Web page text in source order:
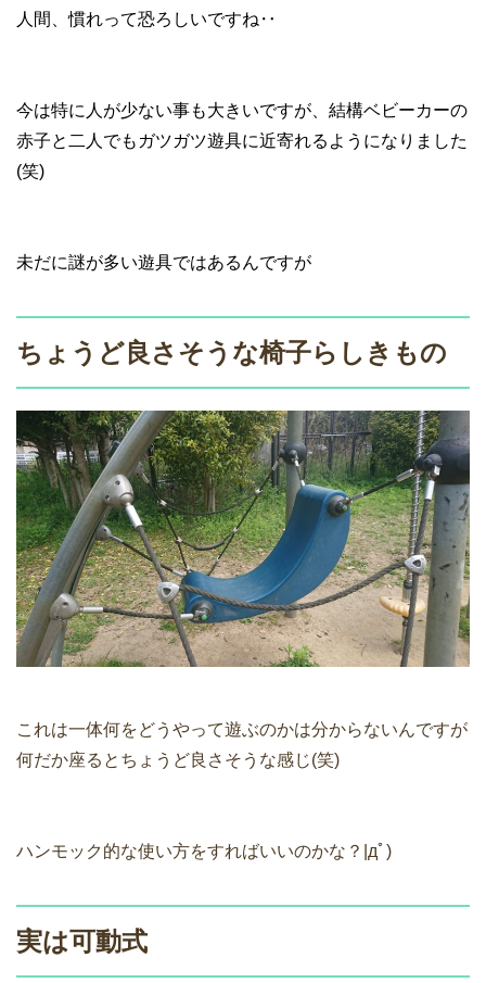
人間、慣れって恐ろしいですね‥
今は特に人が少ない事も大きいですが、結構ベビーカーの
赤子と二人でもガツガツ遊具に近寄れるようになりました
(笑)
未だに謎が多い遊具ではあるんですが
ちょうど良さそうな椅子らしきもの
これは一体何をどうやって遊ぶのかは分からないんですが
何だか座るとちょうど良さそうな感じ(笑)
ハンモック的な使い方をすればいいのかな？|дﾟ)
実は可動式